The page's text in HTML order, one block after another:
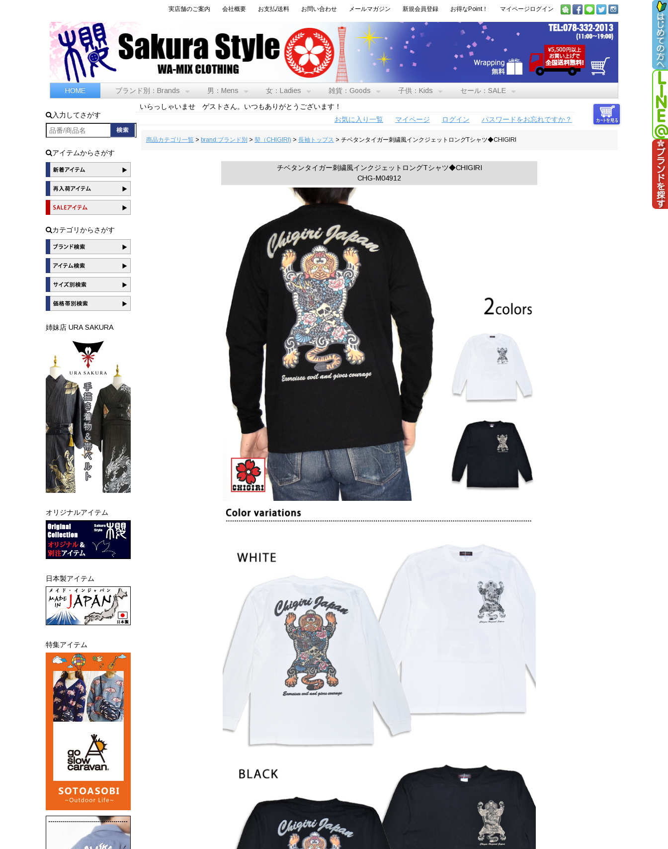
実店舗のご案内 会社概要 お支払/送料 お問い合わせ メールマガジン 新規会員登録 お得なPoint！ マイページログイン
HOME ブランド別：Brands 男：Mens 女：Ladies 雑貨：Goods 子供：Kids セール：SALE
入力してさがす
アイテムからさがす
カテゴリからさがす
姉妹店 URA SAKURA
オリジナルアイテム
日本製アイテム
特集アイテム
いらっしゃいませ ゲストさん。いつもありがとうございます！
お気に入り一覧
マイページ ログイン パスワードをお忘れですか？
商品カテゴリ一覧> brand:ブランド別 > 契（CHIGIRI) > 長袖トップス > チベタンタイガー刺繍風インクジェットロングTシャツ◆CHIGIRI
チベタンタイガー刺繍風インクジェットロングTシャツ◆CHIGIRI
CHG-M04912